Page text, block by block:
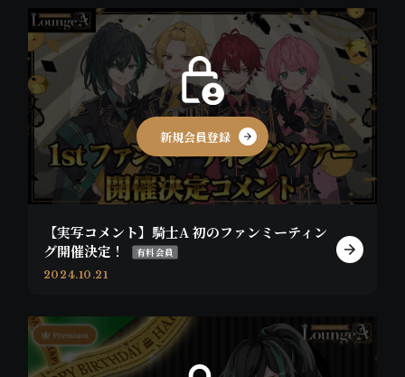
新規会員登録
【実写コメント】騎士A 初のファンミーティン
グ開催決定！
有料会員
2024.10.21